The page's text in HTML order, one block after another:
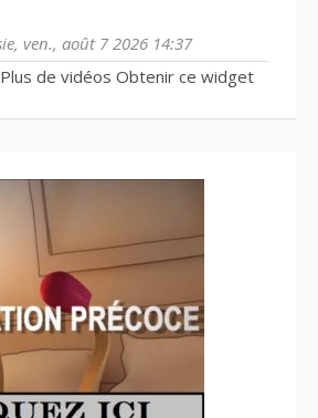
ven., août 7 2026 14:37
Plus de vidéos Obtenir ce widget